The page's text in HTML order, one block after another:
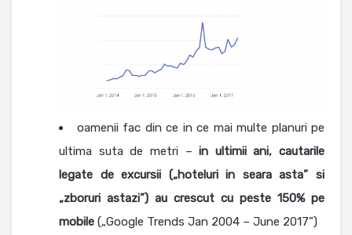
oamenii fac din ce in ce mai multe planuri pe
ultima suta de metri –in ultimii ani, cautarile
legate de excursii („hoteluri in seara asta” si
„zboruri astazi”) au crescut cu peste 150% pe
mobile („Google Trends Jan 2004 – June 2017”)